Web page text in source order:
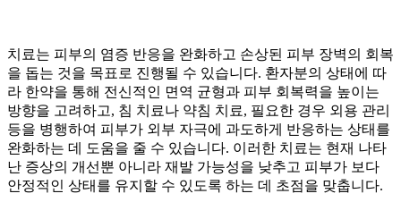
료
가
답
이
됩
니
까?
답
치료는 피부의 염증 반응을 완화하고 손상된 피부 장벽의 회복
을 돕는 것을 목표로 진행될 수 있습니다. 환자분의 상태에 따
라 한약을 통해 전신적인 면역 균형과 피부 회복력을 높이는
방향을 고려하고, 침 치료나 약침 치료, 필요한 경우 외용 관리
등을 병행하여 피부가 외부 자극에 과도하게 반응하는 상태를
완화하는 데 도움을 줄 수 있습니다. 이러한 치료는 현재 나타
난 증상의 개선뿐 아니라 재발 가능성을 낮추고 피부가 보다
안정적인 상태를 유지할 수 있도록 하는 데 초점을 맞춥니다.